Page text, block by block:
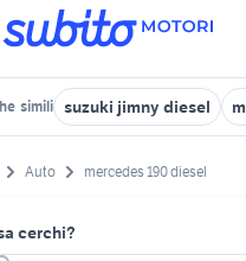
simili suzuki jimny diesel
Auto mercedes 190 diesel
cerchi?